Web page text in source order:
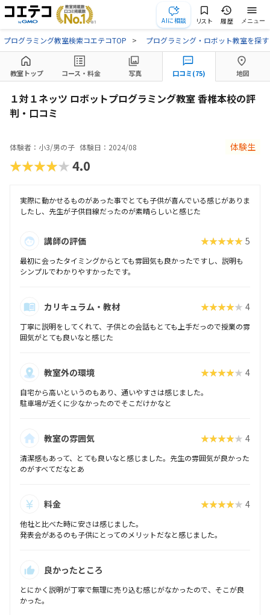
AIに相談 リスト 履歴 メニュー
プログラミング教室検索コエテコTOP プログラミング・ロボット教室を探す
教室トップ コース・料金 写真 口コミ(75) 地図
１対１ネッツ ロボットプログラミング教室 香椎本校の評
判・口コミ
体験者：小3/男の子 体験日：2024/08 体験生
★★★★★4.0
実際に動かせるものがあった事でとても子供が喜んでいる感じがありま
したし、先生が子供目線だったのが素晴らしいと感じた
講師の評価 ★★★★★ 5
最初に会ったタイミングからとても雰囲気も良かったですし、説明も
シンプルでわかりやすかったです。
カリキュラム・教材 ★★★★★ 4
丁寧に説明をしてくれて、子供との会話もとても上手だっので授業の雰
囲気がとても良いなと感じた
教室外の環境 ★★★★★ 4
自宅から高いというのもあり、通いやすさは感じました。
駐車場が近くに少なかったのでそこだけかなと
教室の雰囲気 ★★★★★ 4
清潔感もあって、とても良いなと感じました。先生の雰囲気が良かった
のがすべてだなとあ
料金 ★★★★★ 4
他社と比べた時に安さは感じました。
発表会があるのも子供にとってのメリットだなと感じました。
良かったところ
とにかく説明が丁寧で無理に売り込む感じがなかったので、そこが良
かった。